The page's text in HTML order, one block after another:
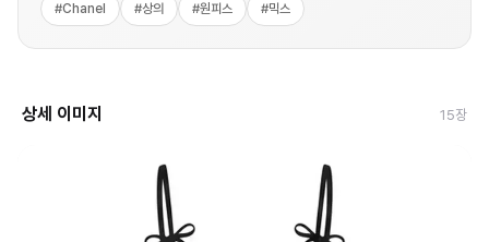
#Chanel #상의 #원피스 #믹스
상세 이미지 15장